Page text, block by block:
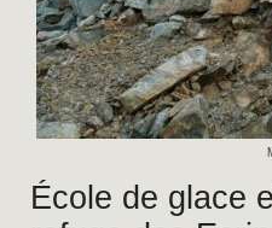
École de glace